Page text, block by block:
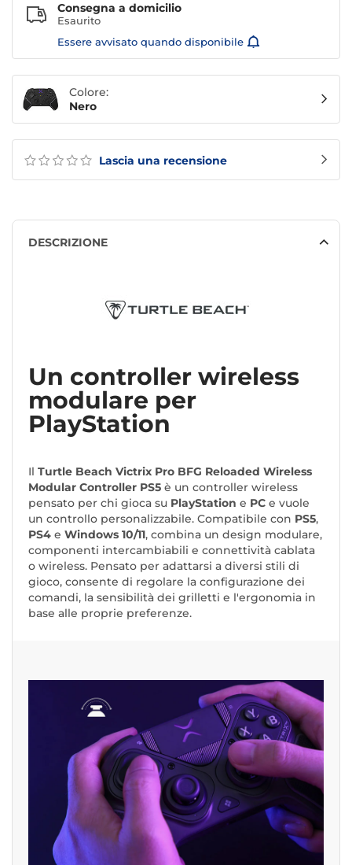
Lascia una recensione
Consegna a domicilio
Esaurito
Essere avvisato quando disponibile
Colore:
Nero
DESCRIZIONE
Un controller wireless
modulare per
PlayStation
Il Turtle Beach Victrix Pro BFG Reloaded Wireless
Modular Controller PS5 è un controller wireless
pensato per chi gioca su PlayStation e PC e vuole
un controllo personalizzabile. Compatibile con PS5,
PS4 e Windows 10/11, combina un design modulare,
componenti intercambiabili e connettività cablata
o wireless. Pensato per adattarsi a diversi stili di
gioco, consente di regolare la configurazione dei
comandi, la sensibilità dei grilletti e l'ergonomia in
base alle proprie preferenze.